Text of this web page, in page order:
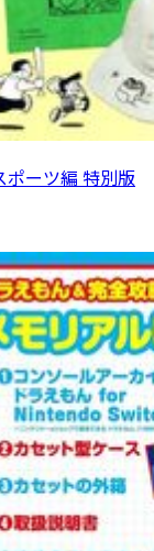
ポーツ編 特別版